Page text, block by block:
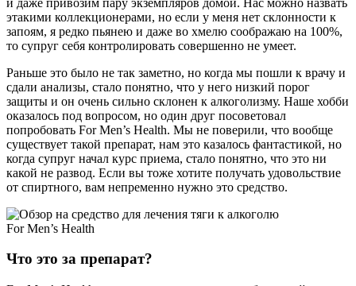
этакими коллекционерами, но если у меня нет склонности к
запоям, я редко пьянею и даже во хмелю соображаю на 100%,
то супруг себя контролировать совершенно не умеет.
Раньше это было не так заметно, но когда мы пошли к врачу и
сдали анализы, стало понятно, что у него низкий порог
защиты и он очень сильно склонен к алкоголизму. Наше хобби
оказалось под вопросом, но один друг посоветовал
попробовать For Men’s Health. Мы не поверили, что вообще
существует такой препарат, нам это казалось фантастикой, но
когда супруг начал курс приема, стало понятно, что это ни
какой не развод. Если вы тоже хотите получать удовольствие
от спиртного, вам непременно нужно это средство.
Что это за препарат?